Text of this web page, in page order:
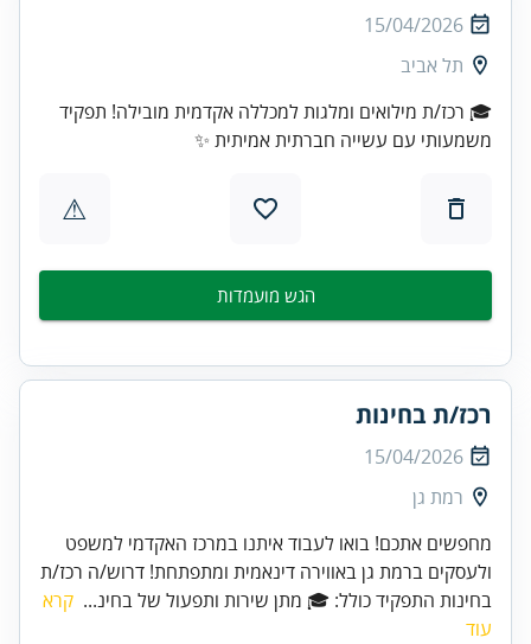
15/04/2026
תל אביב
🎓 רכז/ת מילואים ומלגות למכללה אקדמית מובילה! תפקיד
משמעותי עם עשייה חברתית אמיתית ✨
⚠
הגש מועמדות
רכז/ת בחינות
15/04/2026
רמת גן
מחפשים אתכם! בואו לעבוד איתנו במרכז האקדמי למשפט
ולעסקים ברמת גן באווירה דינאמית ומתפתחת! דרוש/ה רכז/ת
בחינות התפקיד כולל: 🎓 מתן שירות ותפעול של בחינ... קרא
עוד